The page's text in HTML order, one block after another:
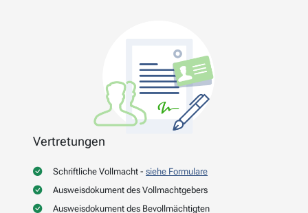
Vertretungen
Schriftliche Vollmacht - siehe Formulare
Ausweisdokument des Vollmachtgebers
Ausweisdokument des Bevollmächtigten